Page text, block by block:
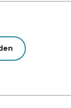
allen Größen